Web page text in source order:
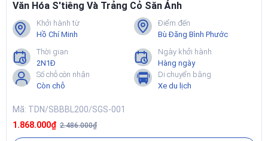
Văn Hóa S'tiêng Và Trảng Cỏ Săn Ảnh
Khởi hành từ
Hồ Chí Minh
Điểm đến
Bù Đăng Bình Phước
Thời gian
2N1Đ
Ngày khởi hành
Hàng ngày
Số chỗ còn nhận
Còn chỗ
Di chuyển bằng
Xe du lịch
Mã: TDN/SBBBL200/SGS-001
1.868.000₫ 2.486.000₫